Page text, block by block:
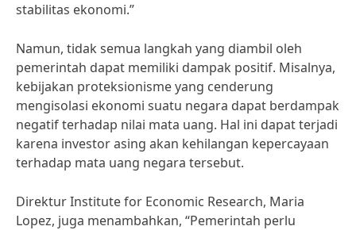
stabilitas ekonomi.”
Namun, tidak semua langkah yang diambil oleh
pemerintah dapat memiliki dampak positif. Misalnya,
kebijakan proteksionisme yang cenderung
mengisolasi ekonomi suatu negara dapat berdampak
negatif terhadap nilai mata uang. Hal ini dapat terjadi
karena investor asing akan kehilangan kepercayaan
terhadap mata uang negara tersebut.
Direktur Institute for Economic Research, Maria
Lopez, juga menambahkan, “Pemerintah perlu